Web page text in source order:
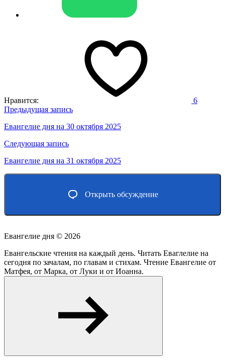
Нравится: 6
Навигация
по
записям
Предыдущая запись
Евангелие дня на 30 октября 2025
Следующая запись
Евангелие дня на 31 октября 2025
Открыть обсуждение
Евангелие дня © 2026
Евангельские чтения на каждый день. Читать Еваглелие на
сегодня по зачалам, по главам и стихам. Чтение Евангелие от
Матфея, от Марка, от Луки и от Иоанна.